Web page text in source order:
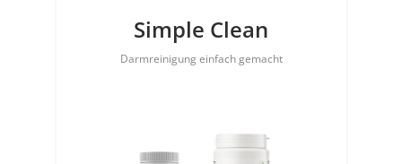
Simple Clean
Darmreinigung einfach gemacht